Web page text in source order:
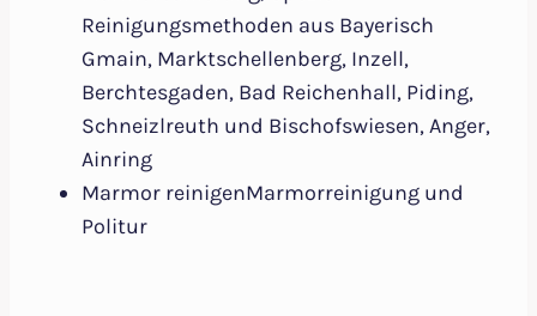
Reinigungsmethoden aus Bayerisch
Gmain, Marktschellenberg, Inzell,
Berchtesgaden, Bad Reichenhall, Piding,
Schneizlreuth und Bischofswiesen, Anger,
Ainring
Marmor reinigenMarmorreinigung und
Politur